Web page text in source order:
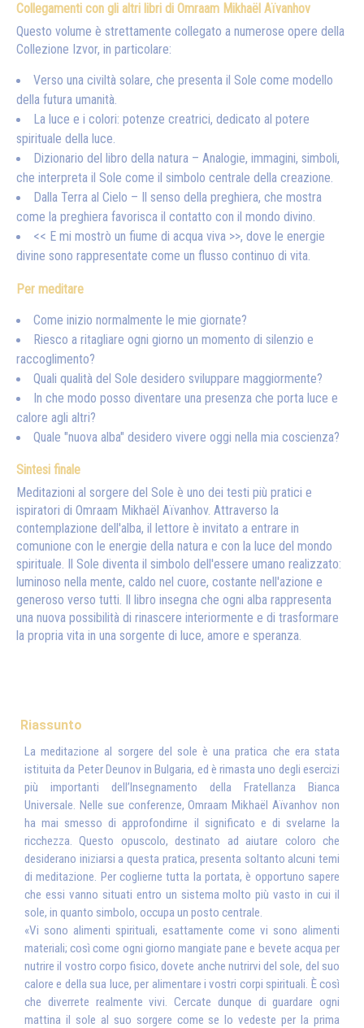
Collegamenti con gli altri libri di Omraam Mikhaël Aïvanhov
Questo volume è strettamente collegato a numerose opere della
Collezione Izvor, in particolare:
Verso una civiltà solare, che presenta il Sole come modello
della futura umanità.
La luce e i colori: potenze creatrici, dedicato al potere
spirituale della luce.
Dizionario del libro della natura – Analogie, immagini, simboli,
che interpreta il Sole come il simbolo centrale della creazione.
Dalla Terra al Cielo – Il senso della preghiera, che mostra
come la preghiera favorisca il contatto con il mondo divino.
<< E mi mostrò un fiume di acqua viva >>, dove le energie
divine sono rappresentate come un flusso continuo di vita.
Per meditare
Come inizio normalmente le mie giornate?
Riesco a ritagliare ogni giorno un momento di silenzio e
raccoglimento?
Quali qualità del Sole desidero sviluppare maggiormente?
In che modo posso diventare una presenza che porta luce e
calore agli altri?
Quale "nuova alba" desidero vivere oggi nella mia coscienza?
Sintesi finale
Meditazioni al sorgere del Sole è uno dei testi più pratici e
ispiratori di Omraam Mikhaël Aïvanhov. Attraverso la
contemplazione dell'alba, il lettore è invitato a entrare in
comunione con le energie della natura e con la luce del mondo
spirituale. Il Sole diventa il simbolo dell'essere umano realizzato:
luminoso nella mente, caldo nel cuore, costante nell'azione e
generoso verso tutti. Il libro insegna che ogni alba rappresenta
una nuova possibilità di rinascere interiormente e di trasformare
la propria vita in una sorgente di luce, amore e speranza.
Riassunto
La meditazione al sorgere del sole è una pratica che era stata
istituita da Peter Deunov in Bulgaria, ed è rimasta uno degli esercizi
più importanti dell’Insegnamento della Fratellanza Bianca
Universale. Nelle sue conferenze, Omraam Mikhaël Aïvanhov non
ha mai smesso di approfondirne il significato e di svelarne la
ricchezza. Questo opuscolo, destinato ad aiutare coloro che
desiderano iniziarsi a questa pratica, presenta soltanto alcuni temi
di meditazione. Per coglierne tutta la portata, è opportuno sapere
che essi vanno situati entro un sistema molto più vasto in cui il
sole, in quanto simbolo, occupa un posto centrale.
«Vi sono alimenti spirituali, esattamente come vi sono alimenti
materiali; così come ogni giorno mangiate pane e bevete acqua per
nutrire il vostro corpo fisico, dovete anche nutrirvi del sole, del suo
calore e della sua luce, per alimentare i vostri corpi spirituali. È così
che diverrete realmente vivi. Cercate dunque di guardare ogni
mattina il sole al suo sorgere come se lo vedeste per la prima